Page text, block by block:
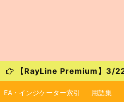
【RayLine Premium】3/22（金）12：00～本数
EA・インジケーター索引 用語集